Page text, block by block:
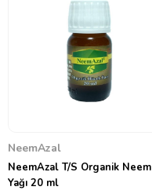
NeemAzal
NeemAzal T/S Organik Neem
Yağı 20 ml